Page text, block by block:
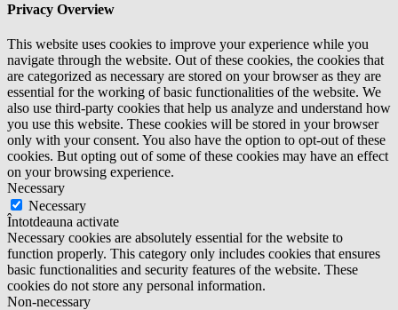
Privacy Overview
This website uses cookies to improve your experience while you
navigate through the website. Out of these cookies, the cookies that
are categorized as necessary are stored on your browser as they are
essential for the working of basic functionalities of the website. We
also use third-party cookies that help us analyze and understand how
you use this website. These cookies will be stored in your browser
only with your consent. You also have the option to opt-out of these
cookies. But opting out of some of these cookies may have an effect
on your browsing experience.
Necessary
Necessary
Întotdeauna activate
Necessary cookies are absolutely essential for the website to
function properly. This category only includes cookies that ensures
basic functionalities and security features of the website. These
cookies do not store any personal information.
Non-necessary